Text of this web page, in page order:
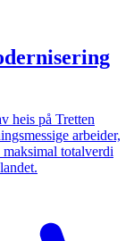
heis på Tretten
arbeider,
maksimal totalverdi